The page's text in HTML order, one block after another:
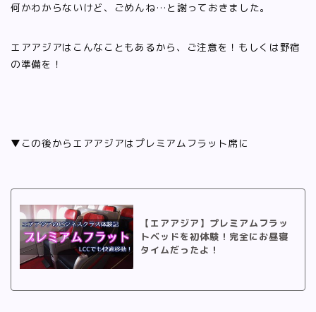
何かわからないけど、ごめんね…と謝っておきました。
エアアジアはこんなこともあるから、ご注意を！もしくは野宿
の準備を！
▼この後からエアアジアはプレミアムフラット席に
【エアアジア】プレミアムフラッ
トベッドを初体験！完全にお昼寝
タイムだったよ！